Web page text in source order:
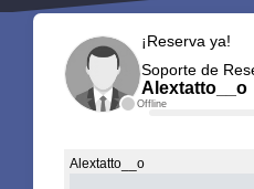
Offline
¡Reserva ya!
Soporte de
Alextatto__o
Alextatto__o